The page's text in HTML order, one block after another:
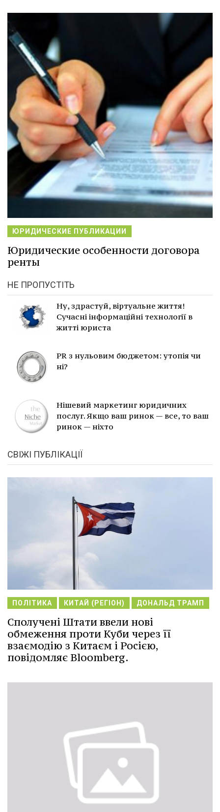
ЮРИДИЧЕСКИЕ ПУБЛИКАЦИИ
Юридические особенности договора
ренты
НЕ ПРОПУСТІТЬ
Ну, здрастуй, віртуальне життя!
Сучасні інформаційні технології в
житті юриста
PR з нульовим бюджетом: утопія чи
ні?
Нішевий маркетинг юридичних
послуг. Якщо ваш ринок — все, то ваш
ринок — ніхто
СВІЖІ ПУБЛІКАЦІЇ
ПОЛІТИКА КИТАЙ (РЕГІОН) ДОНАЛЬД ТРАМП
Сполучені Штати ввели нові
обмеження проти Куби через її
взаємодію з Китаєм і Росією,
повідомляє Bloomberg.